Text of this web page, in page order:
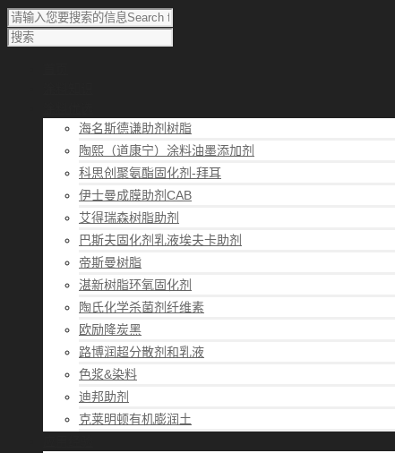
海名斯德谦助剂树脂
陶熙（道康宁）涂料油墨添加剂
科思创聚氨酯固化剂-拜耳
伊士曼成膜助剂CAB
艾得瑞森树脂助剂
巴斯夫固化剂乳液埃夫卡助剂
帝斯曼树脂
湛新树脂环氧固化剂
陶氏化学杀菌剂纤维素
欧励隆炭黑
路博润超分散剂和乳液
色浆&染料
迪邦助剂
克莱明顿有机膨润土